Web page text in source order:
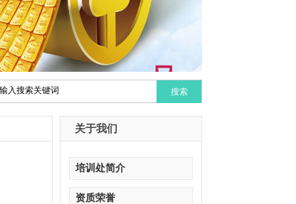
关于我们
培训处简介
资质荣誉